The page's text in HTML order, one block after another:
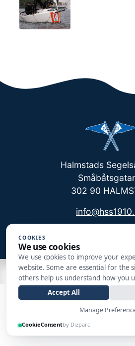
Halmstads
302 90
| Made
COOKIES
We use cookies
We use cookies to improve your
website. Some are essential for the
others help us understand how you
Accept All
Manage
CookieConsentby Dizparc